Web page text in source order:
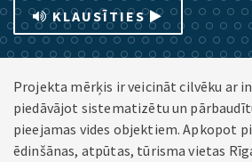
KLAUSĪTIES
Projekta mērķis ir veicināt cilvēku ar
piedāvājot sistematizētu un
pieejamas vides objektiem. Apkopot
ēdinšānas, atpūtas, tūrisma vietas